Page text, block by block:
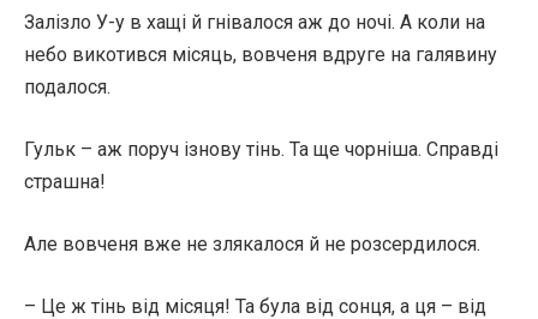
Залізло У-у в хащі й гнівалося аж до ночі. А коли на
небо викотився місяць, вовченя вдруге на галявину
подалося.
Гульк – аж поруч ізнову тінь. Та ще чорніша. Справді
страшна!
Але вовченя вже не злякалося й не розсердилося.
– Це ж тінь від місяця! Та була від сонця, а ця – від